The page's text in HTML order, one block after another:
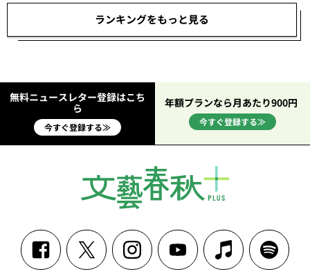
ランキングをもっと見る
無料ニュースレター登録はこち
ら
今すぐ登録する≫
年額プランなら月あたり900円
今すぐ登録する≫